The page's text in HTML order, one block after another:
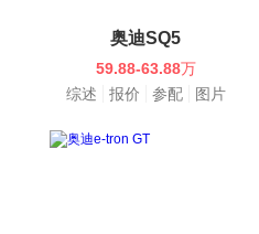
奥迪SQ5
59.88-63.88万
综述
报价 参配 图片